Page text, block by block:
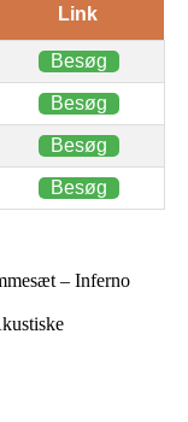
Link
Besøg
Besøg
Besøg
Besøg
– Inferno